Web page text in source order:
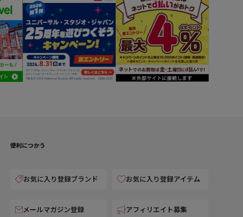
便利につかう
お気に入り登録ブランド お気に入り登録アイテム
メールマガジン登録 アフィリエイト募集